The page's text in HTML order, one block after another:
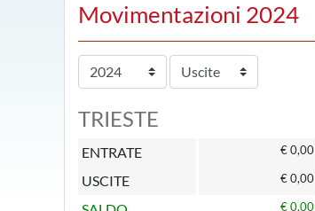
Movimentazioni 2024
TRIESTE
ENTRATE € 0,00
USCITE € 0,00
€ 0,00